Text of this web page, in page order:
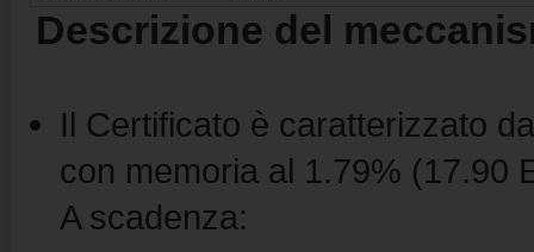
Descrizione del
Il Certificato è caratterizzato
con memoria al 1.79% (17.90
A scadenza: